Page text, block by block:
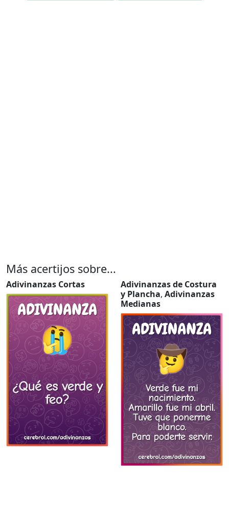
Más acertijos sobre...
Adivinanzas Cortas
Adivinanzas de Costura
y Plancha, Adivinanzas
Medianas